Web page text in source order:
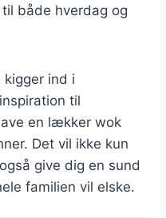
både hverdag og
ind i
til
en lækker wok
Det vil ikke kun
give dig en sund
familien vil elske.